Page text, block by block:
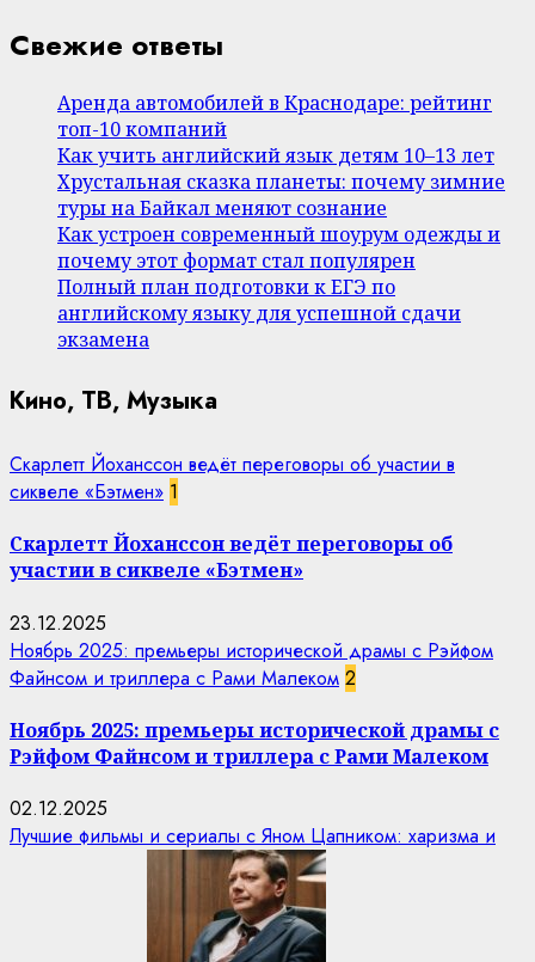
Свежие ответы
Аренда автомобилей в Краснодаре: рейтинг
топ-10 компаний
Как учить английский язык детям 10–13 лет
Хрустальная сказка планеты: почему зимние
туры на Байкал меняют сознание
Как устроен современный шоурум одежды и
почему этот формат стал популярен
Полный план подготовки к ЕГЭ по
английскому языку для успешной сдачи
экзамена
Кино, ТВ, Музыка
Скарлетт Йоханссон ведёт переговоры об участии в
сиквеле «Бэтмен» 1
Скарлетт Йоханссон ведёт переговоры об
участии в сиквеле «Бэтмен»
23.12.2025
Ноябрь 2025: премьеры исторической драмы с Рэйфом
Файнсом и триллера с Рами Малеком 2
Ноябрь 2025: премьеры исторической драмы с
Рэйфом Файнсом и триллера с Рами Малеком
02.12.2025
Лучшие фильмы и сериалы с Яном Цапником: харизма и